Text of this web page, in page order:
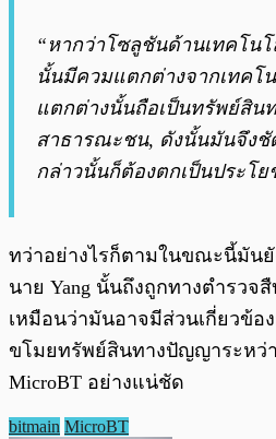
“หากว่าโซลูชันด้านเทคโน
นั้นมีควมแตกต่างจากเทคโ
แตกต่างนั้นถือเป็นทรัพย์สิน
สาธารณะชน, ดังนั้นมันจึงชั
กล่าวนั้นก็ต้องตกเป็นประโ
ทว่าอย่างไรก็ตามในขณะนี้มัน
นาย Yang นั้นถึงถูกทางตำรว
เหมือนว่ามันอาจมีส่วนเกี่ยวข้อ
ขโมยทรัพย์สินทางปัญญาระหว่า
MicroBT อย่างแน่ชัด
bitmain MicroBT